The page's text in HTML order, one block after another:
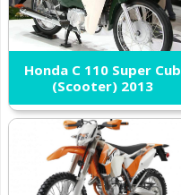
Honda C 110 Super Cub
(Scooter) 2013